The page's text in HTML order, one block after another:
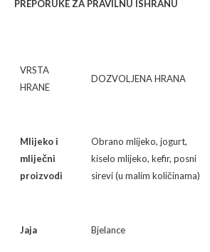
PREPORUKE ZA PRAVILNU ISHRANU
VRSTA
HRANE
DOZVOLJENA HRANA
Mlijeko i
mliječni
proizvodi
Obrano mlijeko, jogurt,
kiselo mlijeko, kefir, posni
sirevi (u malim količinama)
Jaja Bjelance